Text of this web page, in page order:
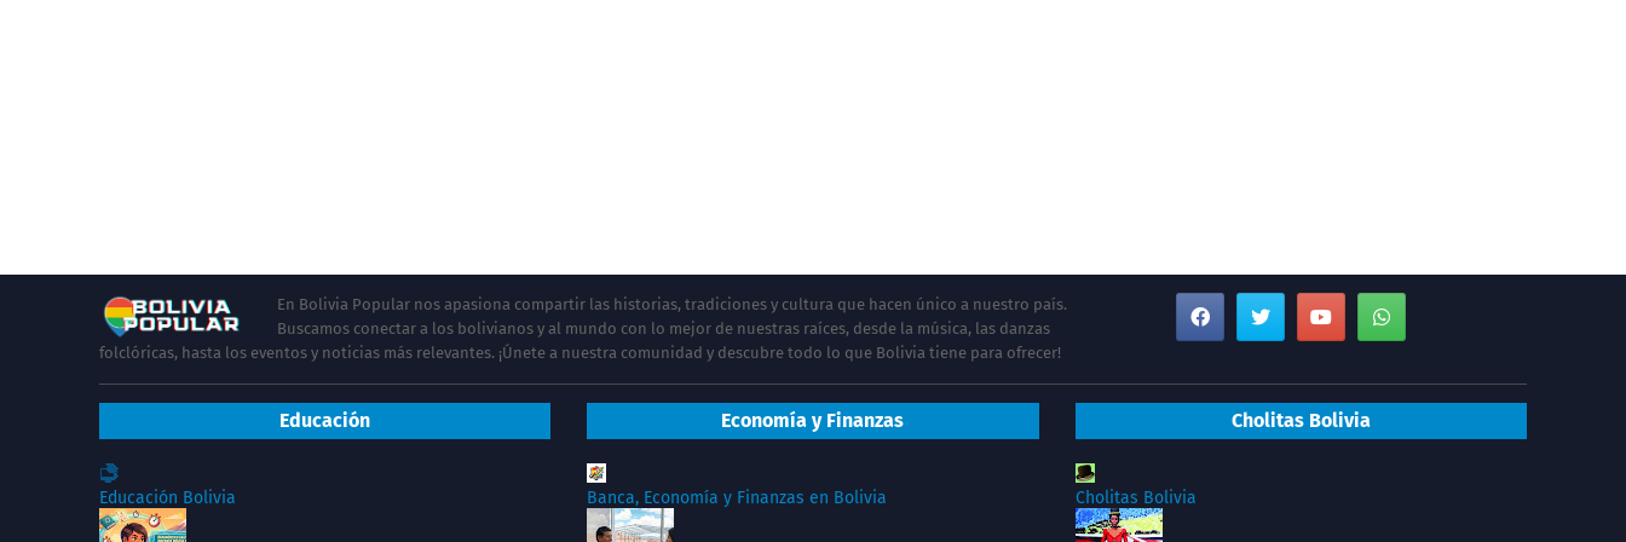
En Bolivia Popular nos apasiona compartir las historias, tradiciones y cultura que hacen único a nuestro país.
Buscamos conectar a los bolivianos y al mundo con lo mejor de nuestras raíces, desde la música, las danzas
folclóricas, hasta los eventos y noticias más relevantes. ¡Únete a nuestra comunidad y descubre todo lo que Bolivia tiene para ofrecer!
Educación
Educación Bolivia
Economía y Finanzas
Banca, Economía y Finanzas en Bolivia
Cholitas Bolivia
Cholitas Bolivia